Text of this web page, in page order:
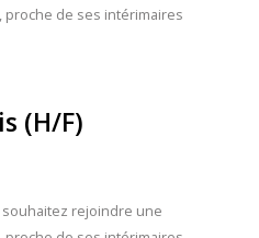
proche de ses intérimaires
(H/F)
rejoindre une